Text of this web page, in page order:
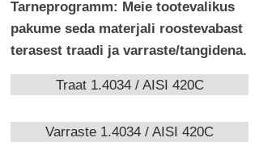
Tarneprogramm: Meie tootevalikus
pakume seda materjali roostevabast
terasest traadi ja varraste/tangidena.
Traat 1.4034 / AISI 420C
Varraste 1.4034 / AISI 420C